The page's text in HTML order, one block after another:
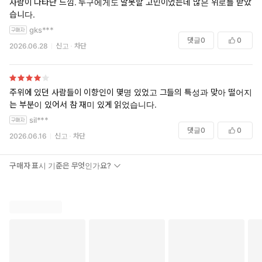
모든 인간은 태어나서 살다가 결국 홀로 죽음을 맞이한다. 이는 피
할 수 없는 사실이다. 하지만 우리는 다른 사람들과 어울리면서 잠
시나마 그 사실을 부정한다. 집단에 속해 있으면 공동체 지향인은
만 혼자 있을 때는 자신의 운명이 본질적으로 고독하다는 사실을 떠
올릴 수밖에 없고 대부분의 공동체 지향인에게 그것은 불편하고 심
지어 받아들이기 힘든 현실이다. 반면 이향인은 운명을 함께 나눈
다는 감각을 느끼지 않는다. p.132–133
삶을 살아가는 과정에서, 이향인은 개인적 결정을 내릴 때 자기
삶을 가능한 한 즐겁고 알차게 만들기 위해 무엇이 필요한지 안
사람이 나타난 느낌. 누구에게도 말못할 고민이었는데 많은 위로를 받았
습니다.
gks***
2026.06.28 신고 차단
댓글0 0
주위에 있던 사람들이 이향인이 몇명 있었고 그들의 특성과 맞아 떨어지
는 부분이 있어서 참 재미 있게 읽었습니다.
sil***
2026.06.16 신고 차단
댓글0 0
구매자 표시 기준은 무엇인가요?